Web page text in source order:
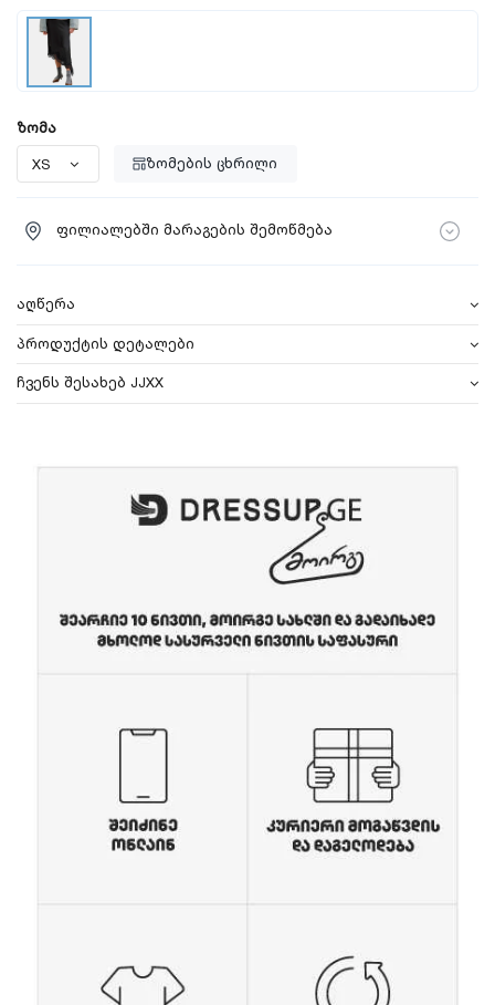
ზომა
ზომების ცხრილი
ფილიალებში მარაგების შემოწმება
აღწერა
პროდუქტის დეტალები
ჩვენს შესახებ JJXX